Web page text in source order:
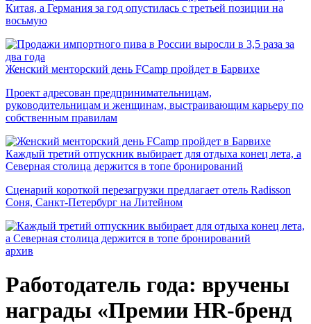
Китая, а Германия за год опустилась с третьей позиции на
восьмую
Женский менторский день FCamp пройдет в Барвихе
Проект адресован предпринимательницам,
руководительницам и женщинам, выстраивающим карьеру по
собственным правилам
Каждый третий отпускник выбирает для отдыха конец лета, а
Северная столица держится в топе бронирований
Сценарий короткой перезагрузки предлагает отель Radisson
Соня, Санкт-Петербург на Литейном
архив
Работодатель года: вручены
награды «Премии HR-бренд